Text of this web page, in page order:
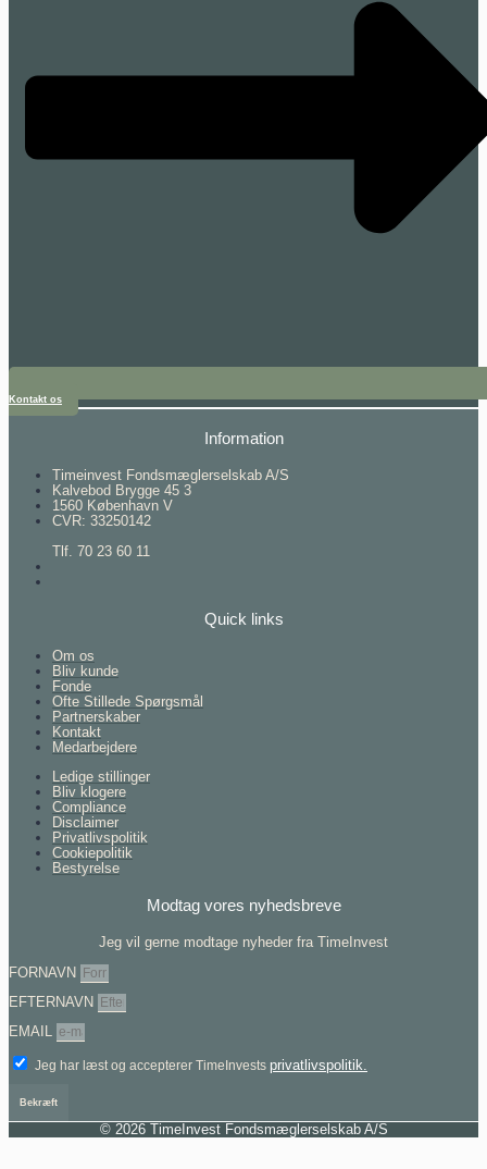
Kontakt os
Information
Timeinvest Fondsmæglerselskab A/S
Kalvebod Brygge 45 3
1560 København V
CVR: 33250142
Tlf. 70 23 60 11
Quick links
Om os
Bliv kunde
Fonde
Ofte Stillede Spørgsmål
Partnerskaber
Kontakt
Medarbejdere
Ledige stillinger
Bliv klogere
Compliance
Disclaimer
Privatlivspolitik
Cookiepolitik
Bestyrelse
Modtag vores nyhedsbreve
Jeg vil gerne modtage nyheder fra TimeInvest
FORNAVN
EFTERNAVN
EMAIL
Jeg har læst og accepterer TimeInvests privatlivspolitik.
Bekræft
© 2026 TimeInvest Fondsmæglerselskab A/S